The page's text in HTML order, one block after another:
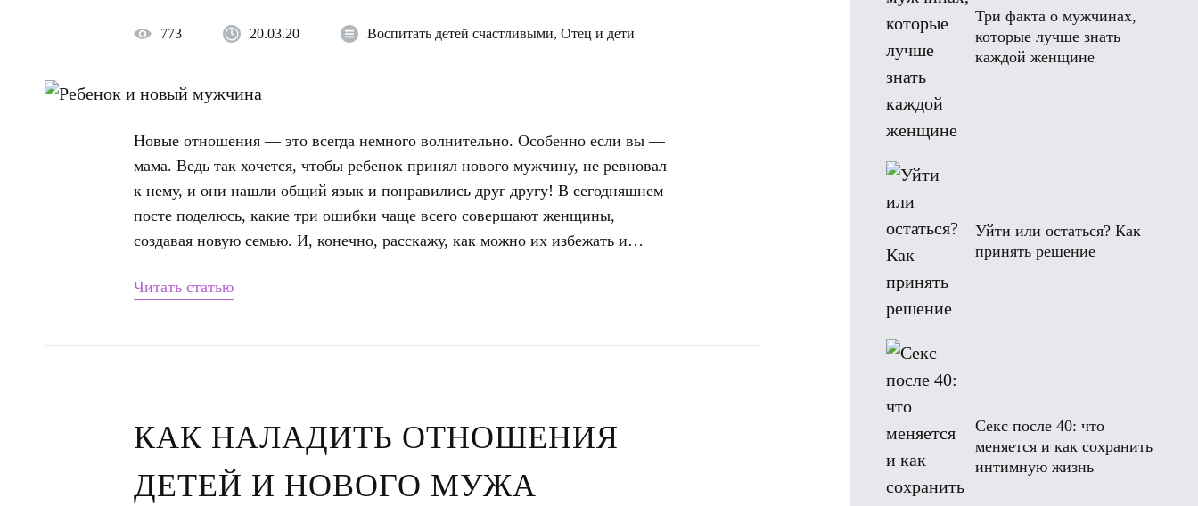
773 20.03.20 Воспитать детей счастливыми, Отец и дети
Новые отношения — это всегда немного волнительно. Особенно если вы —
мама. Ведь так хочется, чтобы ребенок принял нового мужчину, не ревновал
к нему, и они нашли общий язык и понравились друг другу! В сегодняшнем
посте поделюсь, какие три ошибки чаще всего совершают женщины,
создавая новую семью. И, конечно, расскажу, как можно их избежать и…
Читать статью
КАК НАЛАДИТЬ ОТНОШЕНИЯ
ДЕТЕЙ И НОВОГО МУЖА
Три факта о мужчинах,
которые лучше знать
каждой женщине
Уйти или остаться? Как
принять решение
Секс после 40: что
меняется и как сохранить
интимную жизнь